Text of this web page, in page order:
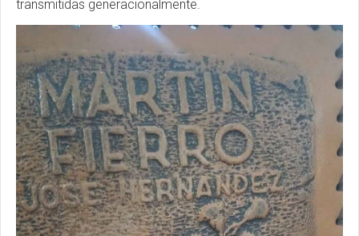
transmitidas generacionalmente.